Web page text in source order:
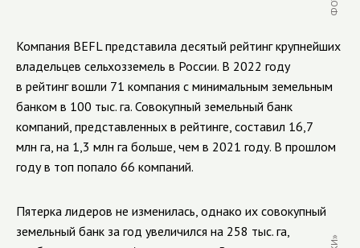
Компания BEFL представила десятый рейтинг крупнейших
владельцев сельхозземель в России. В 2022 году
в рейтинг вошли 71 компания с минимальным земельным
банком в 100 тыс. га. Совокупный земельный банк
компаний, представленных в рейтинге, составил 16,7
млн га, на 1,3 млн га больше, чем в 2021 году. В прошлом
году в топ попало 66 компаний.
Пятерка лидеров не изменилась, однако их совокупный
земельный банк за год увеличился на 258 тыс. га,